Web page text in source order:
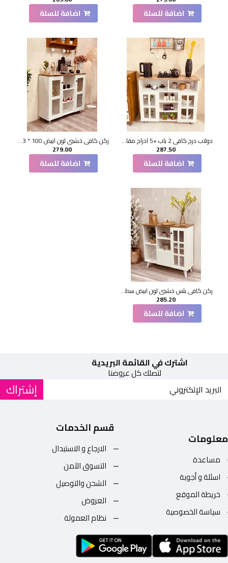
اضافة للسلة اضافة للسلة
دولاب درج كافي 2 باب +5 ادراج مقاس100*33*85 سم
287.50
اضافة للسلة
ركن كافي خشبي لون ابيض 100 * 33 * 87 سم
279.00
اضافة للسلة
ركن كافي بلس خشبي لون ابيض سطح خشبي 100*33*95سم
285.20
اضافة للسلة
اشترك في القائمة البريدية
لتصلك كل عروضنا
إشتراك
معلومات
مساعدة
اسئلة و أجوبة
خريطة الموقع
سياسة الخصوصية
قسم الخدمات
الارجاع و الاستبدال
التسوق الآمن
الشحن والتوصيل
العروض
نظام العمولة